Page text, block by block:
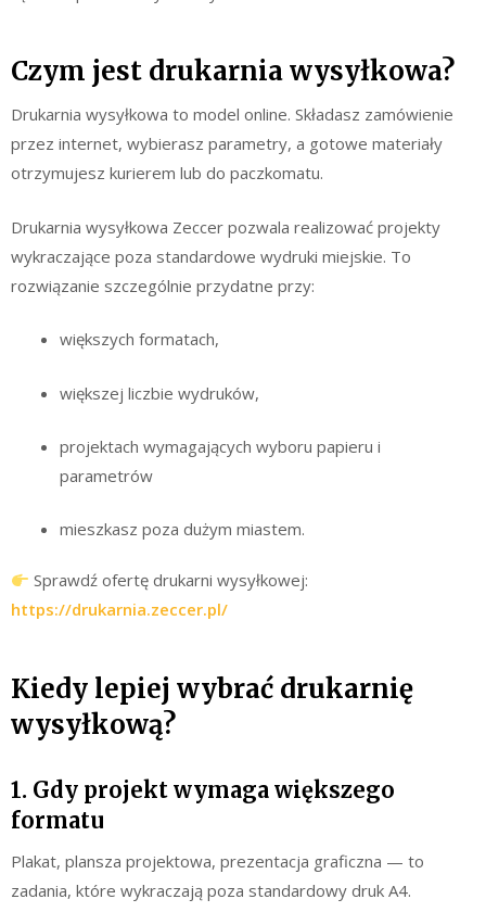
Czym jest drukarnia wysyłkowa?
Drukarnia wysyłkowa to model online. Składasz zamówienie
przez internet, wybierasz parametry, a gotowe materiały
otrzymujesz kurierem lub do paczkomatu.
Drukarnia wysyłkowa Zeccer pozwala realizować projekty
wykraczające poza standardowe wydruki miejskie. To
rozwiązanie szczególnie przydatne przy:
większych formatach,
większej liczbie wydruków,
projektach wymagających wyboru papieru i
parametrów
mieszkasz poza dużym miastem.
Sprawdź ofertę drukarni wysyłkowej:
https://drukarnia.zeccer.pl/
Kiedy lepiej wybrać drukarnię
wysyłkową?
1. Gdy projekt wymaga większego
formatu
Plakat, plansza projektowa, prezentacja graficzna — to
zadania, które wykraczają poza standardowy druk A4.